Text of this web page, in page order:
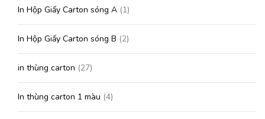
In Hộp Giấy Carton sóng A (1)
In Hộp Giấy Carton sóng B (2)
in thùng carton (27)
In thùng carton 1 màu (4)